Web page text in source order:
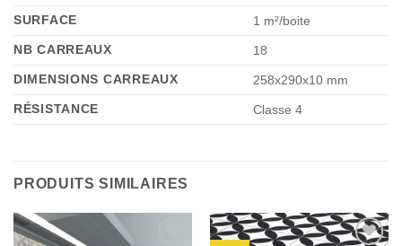
SURFACE
1 m²/boite
NB CARREAUX
18
DIMENSIONS CARREAUX
258x290x10 mm
RÉSISTANCE
Classe 4
PRODUITS SIMILAIRES